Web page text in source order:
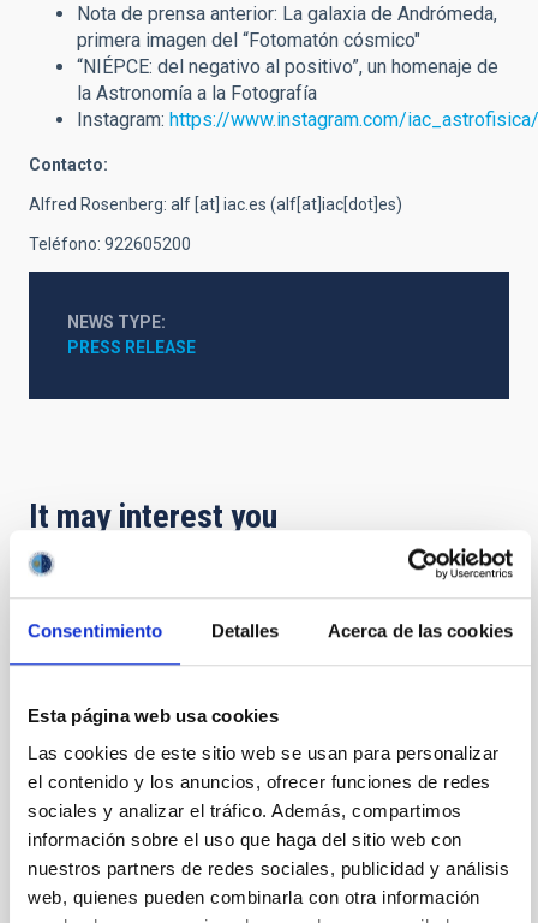
Consentimiento Detalles Acerca de las cookies
Esta página web usa cookies
Las cookies de este sitio web se usan para personalizar
el contenido y los anuncios, ofrecer funciones de redes
sociales y analizar el tráfico. Además, compartimos
información sobre el uso que haga del sitio web con
nuestros partners de redes sociales, publicidad y análisis
web, quienes pueden combinarla con otra información
Nota de prensa anterior: La galaxia de Andrómeda,
primera imagen del “Fotomatón cósmico"
“NIÉPCE: del negativo al positivo”, un homenaje de
la Astronomía a la Fotografía
Instagram: https://www.instagram.com/iac_astrofisica/
Contacto:
Alfred Rosenberg: alf [at] iac.es (alf[at]iac[dot]es)
Teléfono: 922605200
NEWS TYPE
PRESS RELEASE
It may interest you
PRESS RELEASE
El IAC, presente en la XVII Reunión
Científica de la Sociedad Española de
Astronomía con una amplia representación
científica
Cerca de un centenar de profesionales del Instituto
de Astrofísica de Canarias participaron en el principal
director y la subdirectora del IAC protagonizaron una
conferencia plenaria sobre el Telescopio de Treinta
Metros (TMT) y su posible instalación en La Palma. El